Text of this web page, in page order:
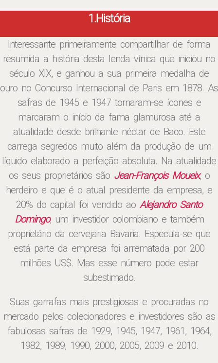
1.História
Interessante primeiramente compartilhar de forma
resumida a história desta lenda vínica que iniciou no
século XIX, e ganhou a sua primeira medalha de
ouro no Concurso Internacional de Paris em 1878. As
safras de 1945 e 1947 tornaram-se ícones e
marcaram o início da fama glamurosa até a
atualidade desde brilhante néctar de Baco. Este
carrega segredos muito além da produção de um
líquido elaborado a perfeição absoluta. Na atualidade
os seus proprietários são Jean-François Moueix, o
herdeiro e que é o atual presidente da empresa, e
20% do capital foi vendido ao Alejandro Santo
Domingo, um investidor colombiano e também
proprietário da cervejaria Bavaria. Especula-se que
está parte da empresa foi arrematada por 200
milhões US$. Mas esse número pode estar
subestimado.
Suas garrafas mais prestigiosas e procuradas no
mercado pelos colecionadores e investidores são as
fabulosas safras de 1929, 1945, 1947, 1961, 1964,
1982, 1989, 1990, 2000, 2005, 2009 e 2010.